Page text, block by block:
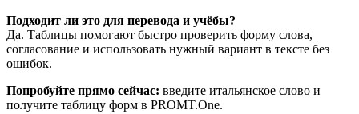
Подходит ли это для перевода и учёбы?
Да. Таблицы помогают быстро проверить форму слова,
согласование и использовать нужный вариант в тексте без
ошибок.
Попробуйте прямо сейчас: введите итальянское слово и
получите таблицу форм в PROMT.One.